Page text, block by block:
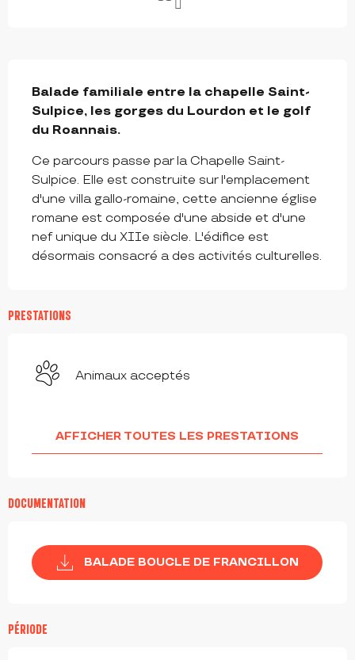
Balade familiale entre la chapelle Saint-
Sulpice, les gorges du Lourdon et le golf
du Roannais.
Ce parcours passe par la Chapelle Saint-
Sulpice. Elle est construite sur l'emplacement
d'une villa gallo-romaine, cette ancienne église
romane est composée d'une abside et d'une
nef unique du XIIe siècle. L'édifice est
désormais consacré a des activités culturelles.
PRESTATIONS
Animaux acceptés
AFFICHER TOUTES LES PRESTATIONS
DOCUMENTATION
BALADE BOUCLE DE FRANCILLON
PÉRIODE